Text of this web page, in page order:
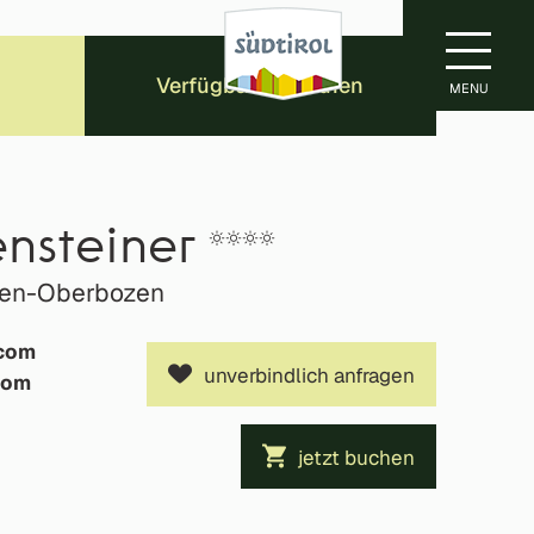
MENU
Verfügbarkeit prüfen
Oberbozen
unverbindlich anfragen
jetzt buchen